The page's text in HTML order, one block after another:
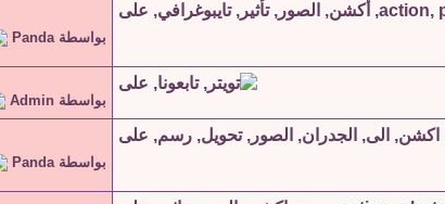
بواسطةPanda
بواسطة Admin
بواسطةPanda